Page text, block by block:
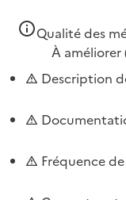
Qualité des
À améliorer
Description
Fréquence